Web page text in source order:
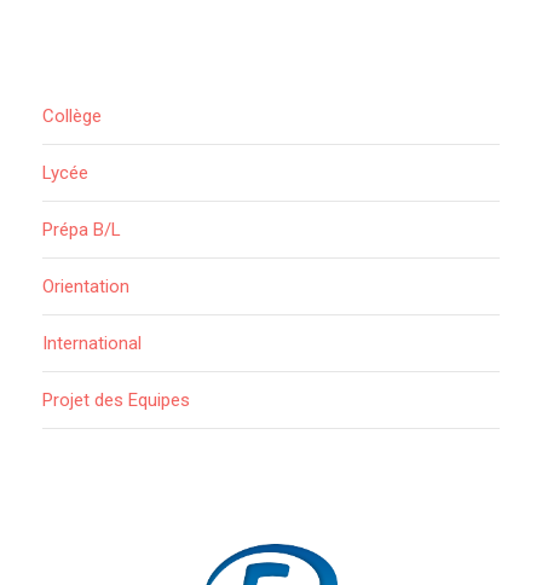
Collège
Lycée
Prépa B/L
Orientation
International
Projet des Equipes